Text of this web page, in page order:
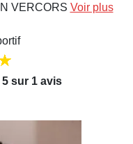
VERCORS Voir plus
5 sur 1 avis